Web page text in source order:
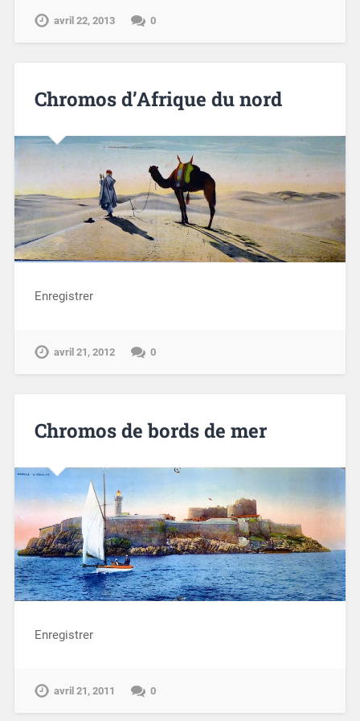
avril 22, 2013 0
Chromos d’Afrique du nord
Enregistrer
avril 21, 2012 0
Chromos de bords de mer
Enregistrer
avril 21, 2011 0